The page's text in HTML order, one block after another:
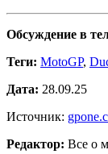
Обсуждение в
Теги: MotoGP,
Дата: 28.09.25
Источник:
Редактор: Все о